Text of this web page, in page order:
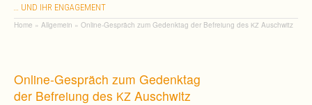
UND IHR ENGAGEMENT
Home » Allgemein » Online-Gespräch zum Gedenktag der Befreiung des KZ Auschwitz
Online-Gespräch zum Gedenktag
der Befreiung des KZ Auschwitz